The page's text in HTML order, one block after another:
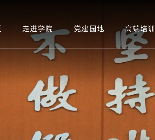
走进学院 党建园地 高端培训